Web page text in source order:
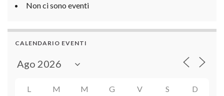
Non ci sono eventi
CALENDARIO EVENTI
L M M G V S D